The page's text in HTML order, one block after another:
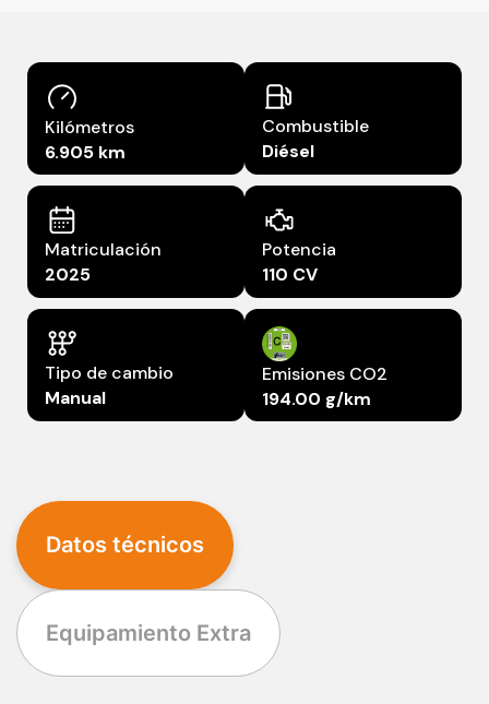
Kilómetros
6.905 km
Combustible
Diésel
Matriculación
2025
Potencia
110 CV
Tipo de cambio
Manual
Emisiones CO2
194.00 g/km
Datos técnicos
Equipamiento Extra